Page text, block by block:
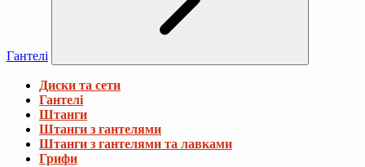
Гантелі
Диски та сети
Гантелі
Штанги
Штанги з гантелями
Штанги з гантелями та лавками
Грифи